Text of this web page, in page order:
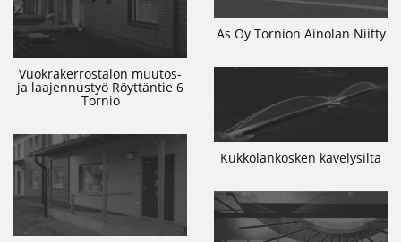
Vuokrakerrostalon muutos-
ja laajennustyö Röyttäntie 6
Tornio
As Oy Tornion Ainolan Niitty
Kukkolankosken kävelysilta